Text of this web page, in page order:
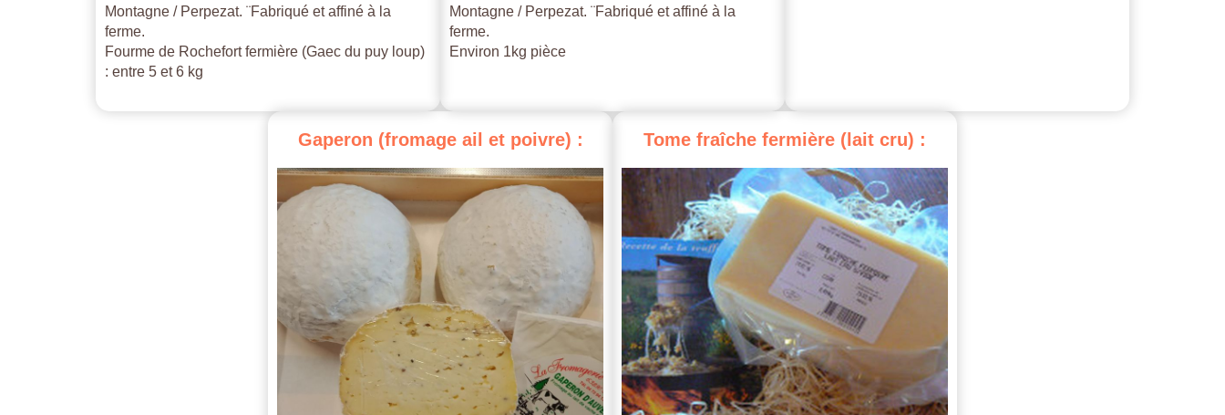
Montagne / Perpezat. ¨Fabriqué et affiné à la
ferme.
Fourme de Rochefort fermière (Gaec du puy loup)
: entre 5 et 6 kg
Montagne / Perpezat. ¨Fabriqué et affiné à la
ferme.
Environ 1kg pièce
Gaperon (fromage ail et poivre) : Tome fraîche fermière (lait cru) :